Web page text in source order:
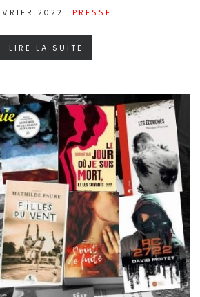
2022 PRESSE
LIRE LA SUITE